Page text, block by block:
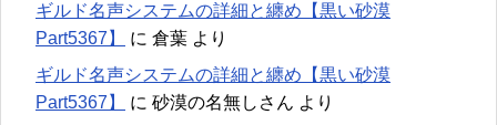
ギルド名声システムの詳細と纏め【黒い砂漠
Part5367】
に 倉葉 より
ギルド名声システムの詳細と纏め【黒い砂漠
Part5367】
に 砂漠の名無しさん より